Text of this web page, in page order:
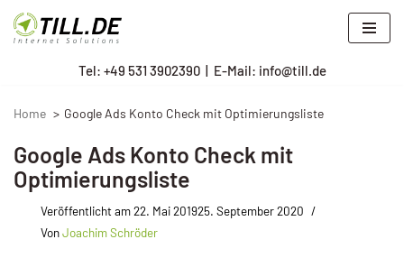
Zum
Tel: +49 531 3902390| E-Mail: info@till.de
Home Google Ads Konto Check mit Optimierungsliste
Google Ads Konto Check mit
Optimierungsliste
Veröffentlicht am22. Mai 201925. September 2020
VonJoachim Schröder